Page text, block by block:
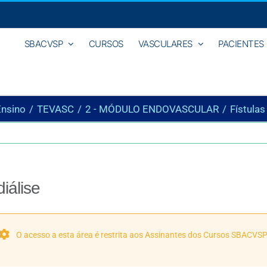
SBACVSP CURSOS VASCULARES PACIENTES
TEVASC 2 - MÓDULO ENDOVASCULAR
O acesso a esta área é restrita aos Assinantes dos Cursos